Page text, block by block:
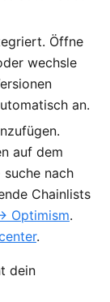
Öffne
wechsle
an.
auf dem
nach
Chainlists
Optimism.
.
dein